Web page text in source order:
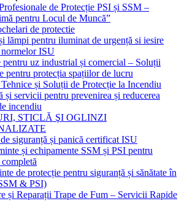
de Protecție PSI și SSM –
pentru Locul de Muncă”
de protectie
lămpi pentru iluminat de urgență si iesire
ISU
pentru uz industrial și comercial – Soluții
pentru protecția spațiilor de lucru
și Soluții de Protecție la Incendiu
și servicii pentru prevenirea și reducerea
incendiu
STICLĂ ŞI OGLINZI
siguranță și panică certificat ISU
și echipamente SSM și PSI pentru
de protecție pentru siguranță și sănătate în
& PSI)
și Reparații Trape de Fum – Servicii Rapide